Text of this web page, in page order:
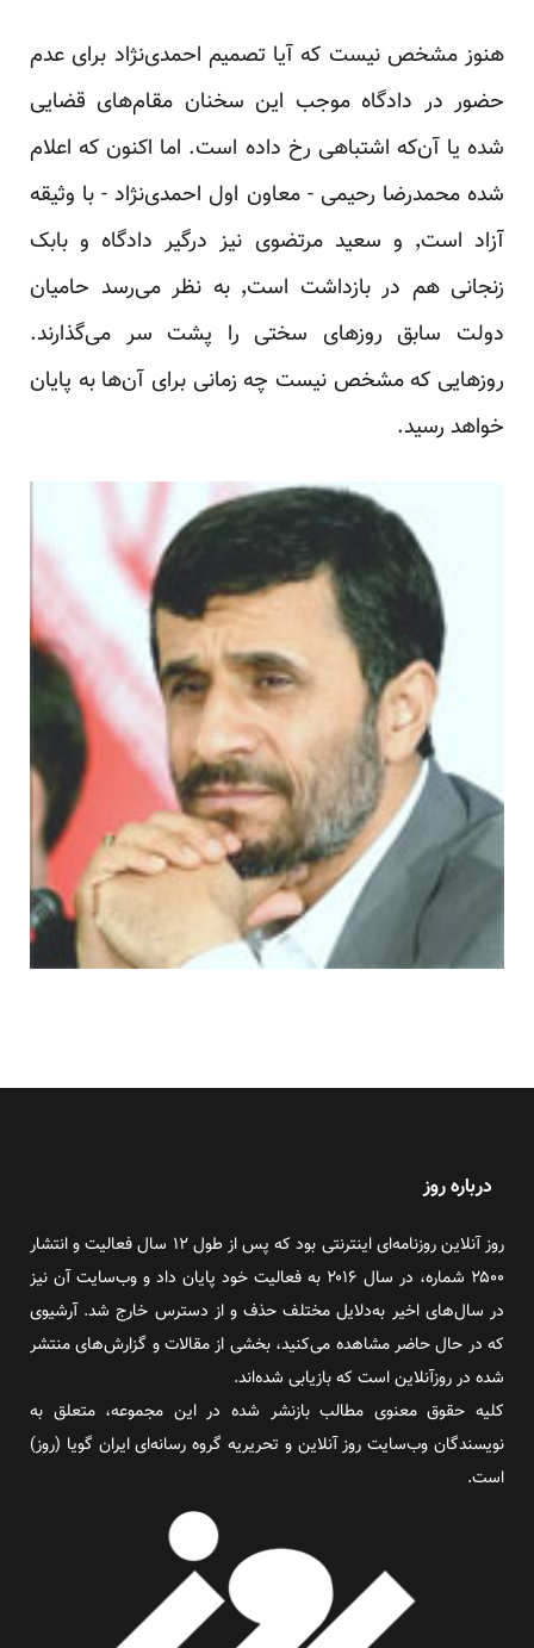
هنوز مشخص نیست که آیا تصمیم احمدی‌نژاد برای عدم
حضور در دادگاه موجب این سخنان مقام‌های قضایی
شده یا آن‌که اشتباهی رخ داده است. اما اکنون که اعلام
شده محمدرضا رحیمی - معاون اول احمدی‌نژاد - با وثیقه
آزاد است٬ و سعید مرتضوی نیز درگیر دادگاه و بابک
زنجانی هم در بازداشت است٬ به نظر می‌رسد حامیان
دولت سابق روزهای سختی را پشت سر می‌گذارند.
روزهایی که مشخص نیست چه زمانی برای آن‌ها به پایان
خواهد رسید.
درباره روز
روز آنلاین روزنامه‌ای اینترنتی بود که پس از طول ۱۲ سال فعالیت و انتشار
۲۵۰۰ شماره، در سال ۲۰۱۶ به فعالیت خود پایان داد و وب‌سایت آن نیز
در سال‌های اخیر به‌دلایل مختلف حذف و از دسترس خارج شد. آرشیوی
که در حال حاضر مشاهده می‌کنید، بخشی از مقالات و گزارش‌های منتشر
شده در روزآنلاین است که بازیابی شده‌اند.
کلیه حقوق معنوی مطالب بازنشر شده در این مجموعه، متعلق به
نویسندگان وب‌سایت روز آنلاین و تحریریه گروه رسانه‌ای ایران گویا (روز)
است.